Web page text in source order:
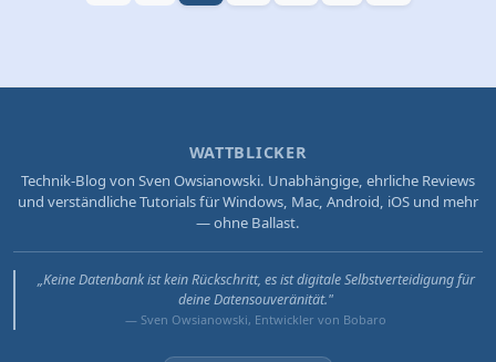
WATTBLICKER
Technik-Blog von Sven Owsianowski. Unabhängige, ehrliche Reviews
und verständliche Tutorials für Windows, Mac, Android, iOS und mehr
— ohne Ballast.
„Keine Datenbank ist kein Rückschritt, es ist digitale Selbstverteidigung für
deine Datensouveränität."
— Sven Owsianowski, Entwickler von Bobaro